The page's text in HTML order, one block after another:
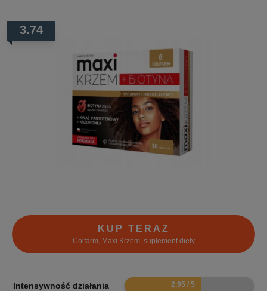
3.74
KUP TERAZ
Colfarm, Maxi Krzem, suplement diety
Intensywność działania 5.9